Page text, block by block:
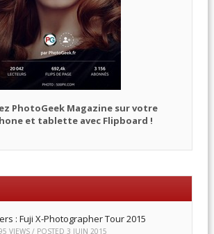
PhotoGeek Magazine sur votre
et tablette avec Flipboard !
: Fuji X-Photographer Tour 2015
VIEWS / POSTED 3 JUIN 2015